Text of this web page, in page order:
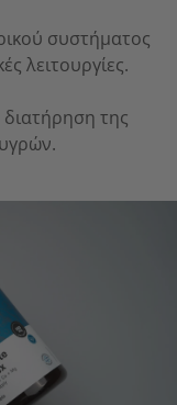
συστήματος
λειτουργίες.
διατήρηση της